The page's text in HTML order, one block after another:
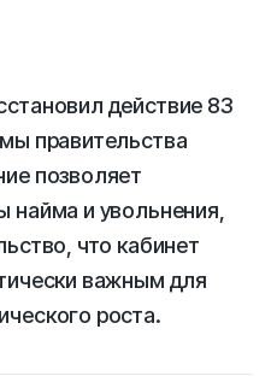
действие 83
правительства
позволяет
и увольнения,
что кабинет
важным для
роста.